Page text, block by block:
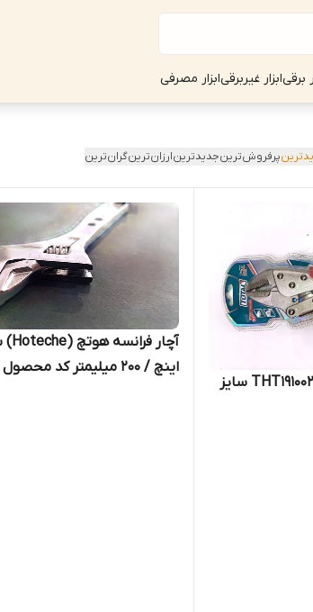
برقیابزار غیربرقیابزار مصرفی
پرفروش‌ترینجدیدترینارزان‌ترینگران‌ترین
انبر قفلی توتال مدل THT191002 سایز